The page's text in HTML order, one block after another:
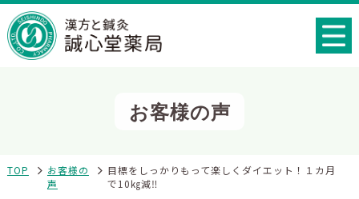
お客様の声
TOP
お客様の
声
目標をしっかりもって楽しくダイエット！１カ月
で10㎏減‼